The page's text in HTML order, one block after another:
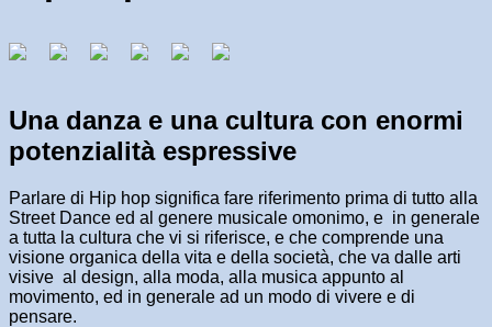
Una danza e una cultura con enormi
potenzialità espressive
Parlare di Hip hop significa fare riferimento prima di tutto alla
Street Dance ed al genere musicale omonimo, e in generale
a tutta la cultura che vi si riferisce, e che comprende una
visione organica della vita e della società, che va dalle arti
visive al design, alla moda, alla musica appunto al
movimento, ed in generale ad un modo di vivere e di
pensare.